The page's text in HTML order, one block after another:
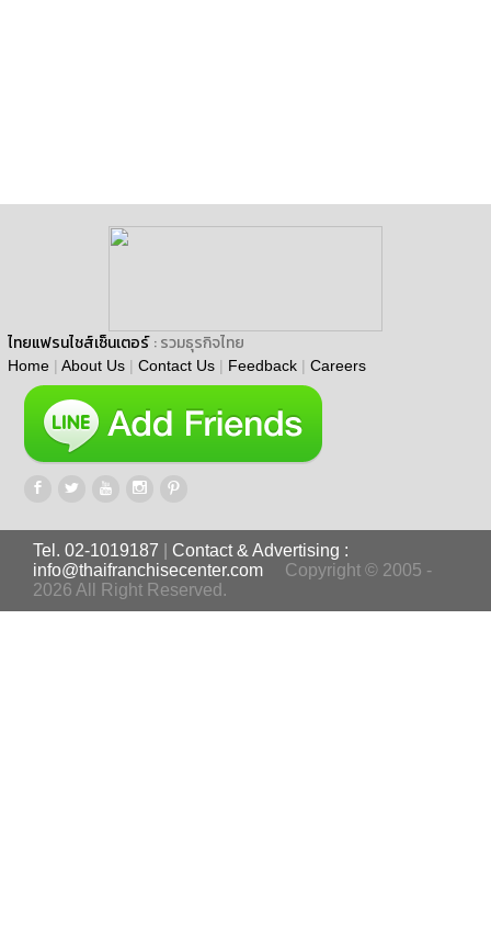
ไทยแฟรนไชส์เซ็นเตอร์ : รวมธุรกิจไทย
Home | About Us | Contact Us | Feedback | Careers
Tel. 02-1019187
Contact & Advertising :
info@thaifranchisecenter.com
Copyright © 2005 -
2026 All Right Reserved.